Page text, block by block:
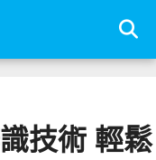
技術 輕鬆